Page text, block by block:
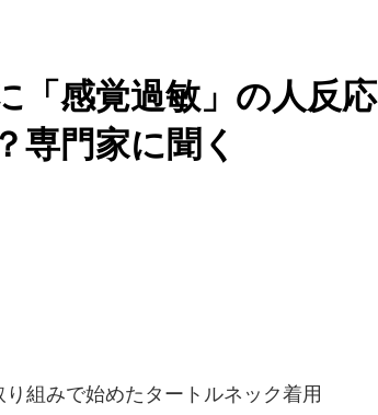
「感覚過敏」の人反応
専門家に聞く
組みで始めたタートルネック着用